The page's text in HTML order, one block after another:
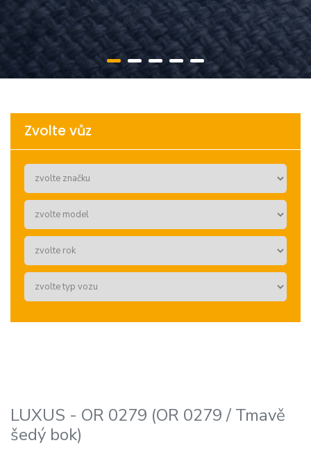
Zvolte vůz
LUXUS - OR 0279 (OR 0279 / Tmavě
šedý bok)